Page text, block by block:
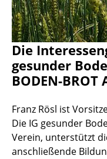
Die
gesunder
BODEN-
Franz Rösl ist
Die IG gesunder
Verein, unterstützt
anschließende